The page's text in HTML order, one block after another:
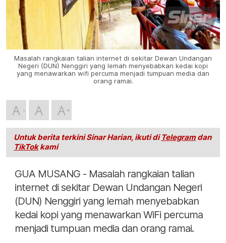
Masalah rangkaian talian internet di sekitar Dewan Undangan
Negeri (DUN) Nenggiri yang lemah menyebabkan kedai kopi
yang menawarkan wifi percuma menjadi tumpuan media dan
orang ramai.
A A A
Untuk berita terkini Sinar Harian, ikuti di Telegramdan
TikTokkami
GUA MUSANG - Masalah rangkaian talian
internet di sekitar Dewan Undangan Negeri
(DUN) Nenggiri yang lemah menyebabkan
kedai kopi yang menawarkan WiFi percuma
menjadi tumpuan media dan orang ramai.